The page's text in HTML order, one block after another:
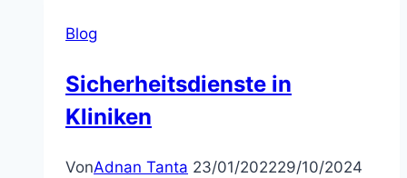
Blog
Sicherheitsdienste in
Kliniken
VonAdnan Tanta 23/01/202229/10/2024